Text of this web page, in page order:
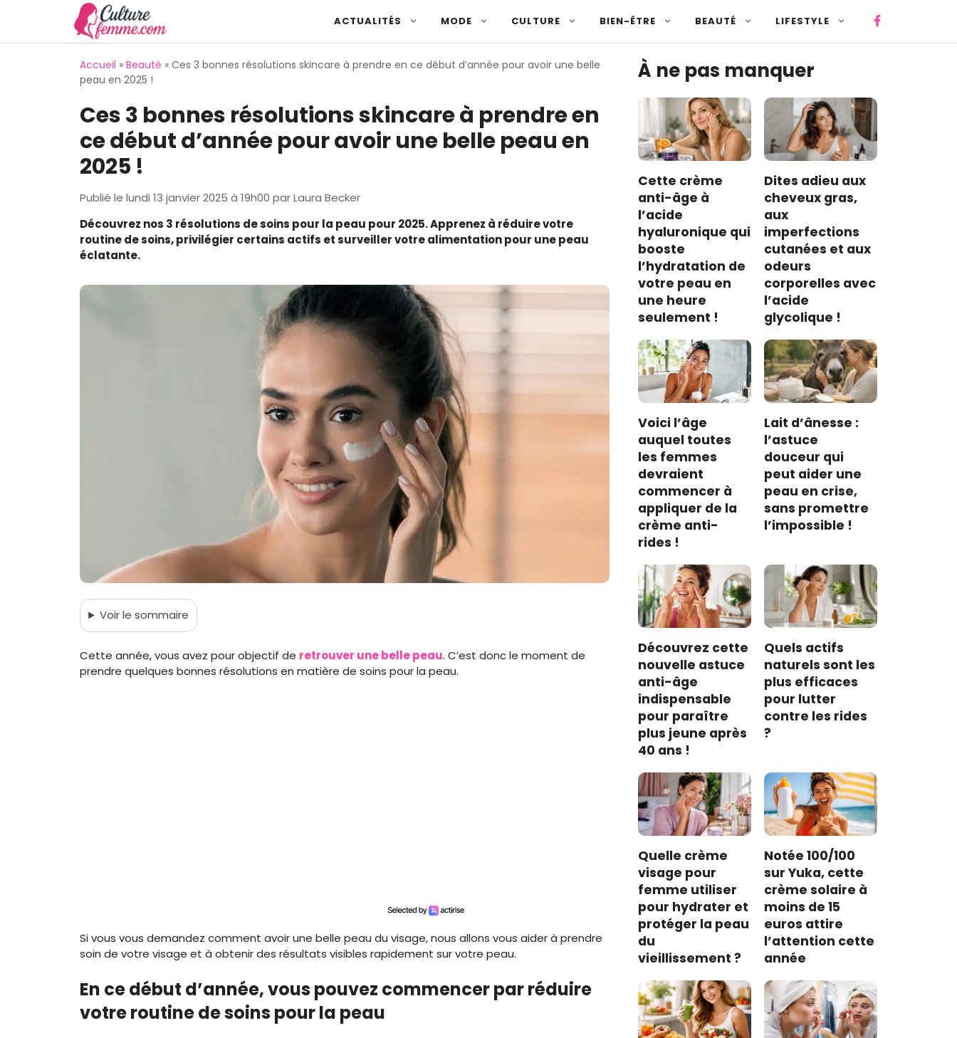
ACTUALITÉS MODE CULTURE BIEN-ÊTRE BEAUTÉ LIFESTYLE
Accueil » Beauté » Ces 3 bonnes résolutions skincare à prendre en ce début d’année pour avoir une belle
peau en 2025 !
Ces 3 bonnes résolutions skincare à prendre en
ce début d’année pour avoir une belle peau en
2025 !
Publié le lundi 13 janvier 2025 à 19h00 parLaura Becker
Découvrez nos 3 résolutions de soins pour la peau pour 2025. Apprenez à réduire votre
routine de soins, privilégier certains actifs et surveiller votre alimentation pour une peau
éclatante.
Voirle sommaire
Cette année, vous avez pour objectif de retrouver une belle peau. C’est donc le moment de
prendre quelques bonnes résolutions en matière de soins pour la peau.
Si vous vous demandez comment avoir une belle peau du visage, nous allons vous aider à prendre
soin de votre visage et à obtenir des résultats visibles rapidement sur votre peau.
En ce début d’année, vous pouvez commencer par réduire
votre routine de soins pour la peau
À ne pas manquer
Cette crème
anti-âge à
l’acide
hyaluronique qui
booste
l’hydratation de
votre peau en
une heure
seulement !
Dites adieu aux
cheveux gras,
aux
imperfections
cutanées et aux
odeurs
corporelles avec
l’acide
glycolique !
Voici l’âge
auquel toutes
les femmes
devraient
commencer à
appliquer de la
crème anti-
rides !
Lait d’ânesse :
l’astuce
douceur qui
peut aider une
peau en crise,
sans promettre
l’impossible !
Découvrez cette
nouvelle astuce
anti-âge
indispensable
pour paraître
plus jeune après
40 ans !
Quels actifs
naturels sont les
plus efficaces
pour lutter
contre les rides
?
Quelle crème
visage pour
femme utiliser
pour hydrater et
protéger la peau
du
vieillissement ?
Notée 100/100
sur Yuka, cette
crème solaire à
moins de 15
euros attire
l’attention cette
année